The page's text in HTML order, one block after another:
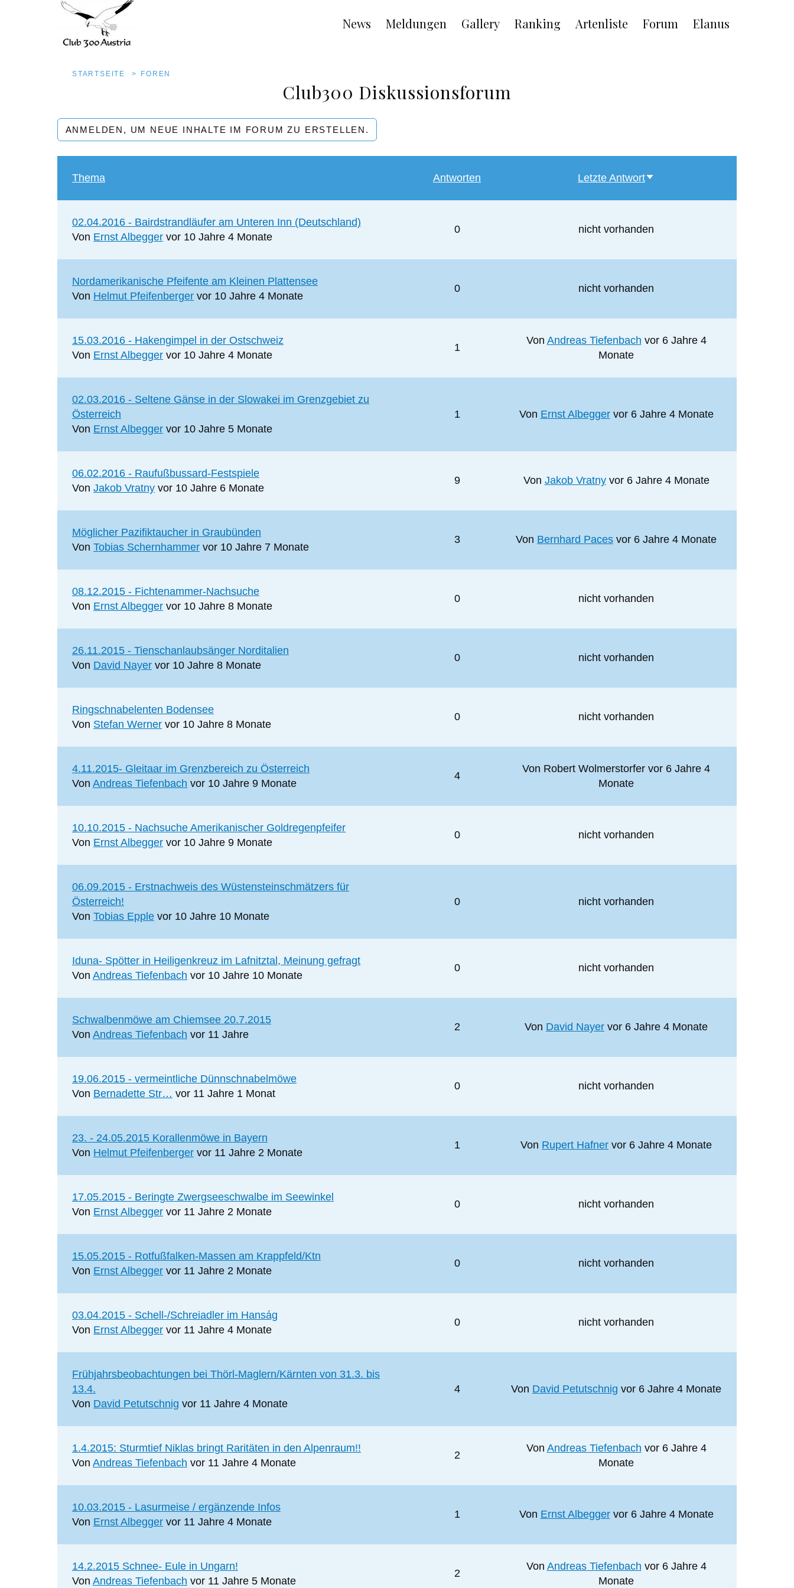
Main
navigation
News Meldungen Gallery Ranking Artenliste Forum Elanus
Pfadnavigation
STARTSEITE FOREN
Club300 Diskussionsforum
ANMELDEN, UM NEUE INHALTE IM FORUM ZU ERSTELLEN.
Thema Antworten Letzte Antwort Aufsteigend
Normales
Thema
02.04.2016 - Bairdstrandläufer am Unteren Inn (Deutschland)
Von Ernst Albegger vor 10 Jahre 4 Monate
0 nicht vorhanden
Normales
Thema
Nordamerikanische Pfeifente am Kleinen Plattensee
Von Helmut Pfeifenberger vor 10 Jahre 4 Monate
0 nicht vorhanden
Normales
Thema
15.03.2016 - Hakengimpel in der Ostschweiz
Von Ernst Albegger vor 10 Jahre 4 Monate
1
Von Andreas Tiefenbach vor 6 Jahre 4
Monate
Normales
Thema
02.03.2016 - Seltene Gänse in der Slowakei im Grenzgebiet zu
Österreich
Von Ernst Albegger vor 10 Jahre 5 Monate
1 Von Ernst Albeggervor 6 Jahre 4 Monate
Normales
Thema
06.02.2016 - Raufußbussard-Festspiele
Von Jakob Vratny vor 10 Jahre 6 Monate
9 Von Jakob Vratnyvor 6 Jahre 4 Monate
Normales
Thema
Möglicher Pazifiktaucher in Graubünden
Von Tobias Schernhammer vor 10 Jahre 7 Monate
3 Von Bernhard Paces vor 6 Jahre 4 Monate
Normales
Thema
08.12.2015 - Fichtenammer-Nachsuche
Von Ernst Albegger vor 10 Jahre 8 Monate
0 nicht vorhanden
Normales
Thema
26.11.2015 - Tienschanlaubsänger Norditalien
Von David Nayer vor 10 Jahre 8 Monate
0 nicht vorhanden
Normales
Thema
Ringschnabelenten Bodensee
Von Stefan Werner vor 10 Jahre 8 Monate
0 nicht vorhanden
Normales
Thema
4.11.2015- Gleitaar im Grenzbereich zu Österreich
Von Andreas Tiefenbach vor 10 Jahre 9 Monate
4
Von Robert Wolmerstorfer vor 6 Jahre 4
Monate
Normales
Thema
10.10.2015 - Nachsuche Amerikanischer Goldregenpfeifer
Von Ernst Albegger vor 10 Jahre 9 Monate
0 nicht vorhanden
Normales
Thema
06.09.2015 - Erstnachweis des Wüstensteinschmätzers für
Österreich!
Von Tobias Epple vor 10 Jahre 10 Monate
0 nicht vorhanden
Normales
Thema
Iduna- Spötter in Heiligenkreuz im Lafnitztal, Meinung gefragt
Von Andreas Tiefenbach vor 10 Jahre 10 Monate
0 nicht vorhanden
Normales
Thema
Schwalbenmöwe am Chiemsee 20.7.2015
Von Andreas Tiefenbach vor 11 Jahre
2 Von David Nayer vor 6 Jahre 4 Monate
Normales
Thema
19.06.2015 - vermeintliche Dünnschnabelmöwe
Von Bernadette Str… vor 11 Jahre 1 Monat
0 nicht vorhanden
Normales
Thema
23. - 24.05.2015 Korallenmöwe in Bayern
Von Helmut Pfeifenberger vor 11 Jahre 2 Monate
1 Von Rupert Hafner vor 6 Jahre 4 Monate
Normales
Thema
17.05.2015 - Beringte Zwergseeschwalbe im Seewinkel
Von Ernst Albegger vor 11 Jahre 2 Monate
0 nicht vorhanden
Normales
Thema
15.05.2015 - Rotfußfalken-Massen am Krappfeld/Ktn
Von Ernst Albegger vor 11 Jahre 2 Monate
0 nicht vorhanden
Normales
Thema
03.04.2015 - Schell-/Schreiadler im Hanság
Von Ernst Albegger vor 11 Jahre 4 Monate
0 nicht vorhanden
Normales
Thema
Frühjahrsbeobachtungen bei Thörl-Maglern/Kärnten von 31.3. bis
13.4.
Von David Petutschnig vor 11 Jahre 4 Monate
4 Von David Petutschnig vor 6 Jahre 4 Monate
Normales
Thema
1.4.2015: Sturmtief Niklas bringt Raritäten in den Alpenraum!!
Von Andreas Tiefenbach vor 11 Jahre 4 Monate
2
Von Andreas Tiefenbach vor 6 Jahre 4
Monate
Normales
Thema
10.03.2015 - Lasurmeise / ergänzende Infos
Von Ernst Albegger vor 11 Jahre 4 Monate
1 Von Ernst Albeggervor 6 Jahre 4 Monate
Normales
Thema
14.2.2015 Schnee- Eule in Ungarn!
Von Andreas Tiefenbach vor 11 Jahre 5 Monate
2
Von Andreas Tiefenbach vor 6 Jahre 4
Monate